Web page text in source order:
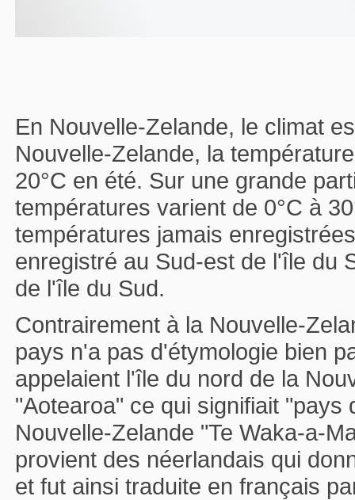
En Nouvelle-Zelande, le climat
Nouvelle-Zelande, la
20°C en été. Sur une grande
températures varient de 0°C à
températures jamais
enregistré au Sud-est de l'île du
de l'île du Sud.
Contrairement à la Nouvelle-
pays n'a pas d'étymologie bien
appelaient l'île du nord de la
"Aotearoa" ce qui signifiait
Nouvelle-Zelande "Te Waka-a-
provient des néerlandais qui
et fut ainsi traduite en français